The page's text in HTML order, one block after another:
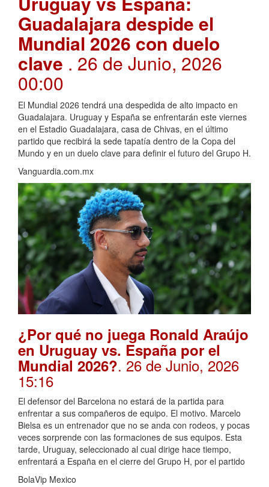
Guadalajara despide el
Mundial 2026 con duelo
clave . 26 de Junio, 2026
00:00
El Mundial 2026 tendrá una despedida de alto impacto en
Guadalajara. Uruguay y España se enfrentarán este viernes
en el Estadio Guadalajara, casa de Chivas, en el último
partido que recibirá la sede tapatía dentro de la Copa del
Mundo y en un duelo clave para definir el futuro del Grupo H.
Vanguardia.com.mx
¿Por qué no juega Ronald Araújo
en Uruguay vs. España por el
Mundial 2026?. 26 de Junio, 2026
15:16
El defensor del Barcelona no estará de la partida para
enfrentar a sus compañeros de equipo. El motivo. Marcelo
Bielsa es un entrenador que no se anda con rodeos, y pocas
veces sorprende con las formaciones de sus equipos. Esta
tarde, Uruguay, seleccionado al cual dirige hace tiempo,
enfrentará a España en el cierre del Grupo H, por el partido
BolaVip Mexico